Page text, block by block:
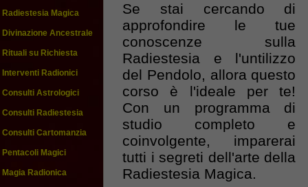
Radiestesia Magica
Divinazione Ancestrale
Rituali su Richiesta
Interventi Radionici
Consulti Astrologici
Consulti Radiestesia
Consulti Cartomanzia
Pentacoli Magici
Magia Radionica
Se stai cercando di
approfondire le tue
conoscenze sulla
Radiestesia e l'untilizzo
del Pendolo, allora questo
corso è l'ideale per te!
Con un programma di
studio completo e
coinvolgente, imparerai
tutti i segreti dell'arte della
Radiestesia Magica.